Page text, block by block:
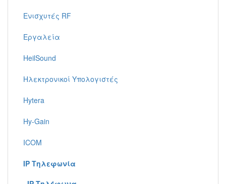
Ενισχυτές RF
Εργαλεία
HeilSound
Ηλεκτρονικοί Υπολογιστές
Hytera
Hy-Gain
ICOM
IP Τηλεφωνία